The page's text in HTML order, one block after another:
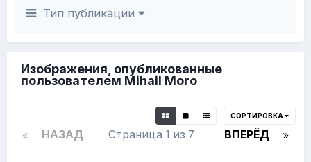
Тип публикации
Изображения, опубликованные
пользователем Mihail Moro
СОРТИРОВКА
НАЗАД ВПЕРЁД
Страница 1 из 7